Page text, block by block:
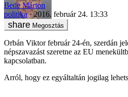
Bede Márton
politika
2016. február 24. 13:33
Megosztás
Orbán Viktor február 24-én, szerdán
népszavazást szeretne az EU
kapcsolatban.
Arról, hogy ez egyáltaltán jogilag